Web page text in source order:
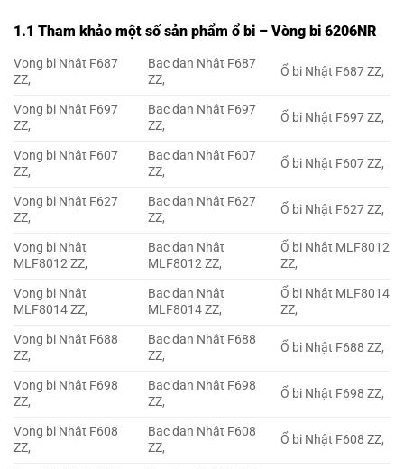
1.1 Tham khảo một số sản phẩm ổ bi – Vòng bi 6206NR
Vong bi Nhật F687
ZZ,
Bac dan Nhật F687
ZZ,
Ổ bi Nhật F687 ZZ,
Vong bi Nhật F697
ZZ,
Bac dan Nhật F697
ZZ,
Ổ bi Nhật F697 ZZ,
Vong bi Nhật F607
ZZ,
Bac dan Nhật F607
ZZ,
Ổ bi Nhật F607 ZZ,
Vong bi Nhật F627
ZZ,
Bac dan Nhật F627
ZZ,
Ổ bi Nhật F627 ZZ,
Vong bi Nhật
MLF8012 ZZ,
Bac dan Nhật
MLF8012 ZZ,
Ổ bi Nhật MLF8012
ZZ,
Vong bi Nhật
MLF8014 ZZ,
Bac dan Nhật
MLF8014 ZZ,
Ổ bi Nhật MLF8014
ZZ,
Vong bi Nhật F688
ZZ,
Bac dan Nhật F688
ZZ,
Ổ bi Nhật F688 ZZ,
Vong bi Nhật F698
ZZ,
Bac dan Nhật F698
ZZ,
Ổ bi Nhật F698 ZZ,
Vong bi Nhật F608
ZZ,
Bac dan Nhật F608
ZZ,
Ổ bi Nhật F608 ZZ,